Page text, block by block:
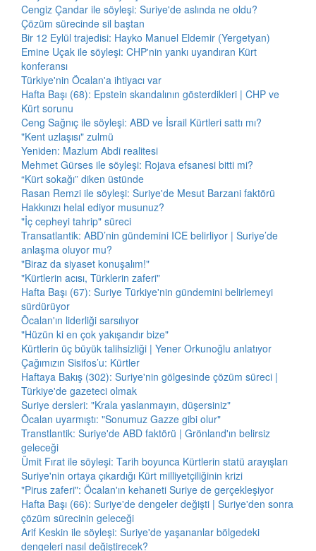
Cengiz Çandar ile söyleşi: Suriye'de aslında ne oldu?
Çözüm sürecinde sil baştan
Bir 12 Eylül trajedisi: Hayko Manuel Eldemir (Yergetyan)
Emine Uçak ile söyleşi: CHP'nin yankı uyandıran Kürt
konferansı
Türkiye'nin Öcalan'a ihtiyacı var
Hafta Başı (68): Epstein skandalının gösterdikleri | CHP ve
Kürt sorunu
Ceng Sağnıç ile söyleşi: ABD ve İsrail Kürtleri sattı mı?
"Kent uzlaşısı" zulmü
Yeniden: Mazlum Abdi realitesi
Mehmet Gürses ile söyleşi: Rojava efsanesi bitti mi?
“Kürt sokağı” diken üstünde
Rasan Remzi ile söyleşi: Suriye'de Mesut Barzani faktörü
Hakkınızı helal ediyor musunuz?
"İç cepheyi tahrip" süreci
Transatlantik: ABD’nin gündemini ICE belirliyor | Suriye’de
anlaşma oluyor mu?
"Biraz da siyaset konuşalım!"
"Kürtlerin acısı, Türklerin zaferi"
Hafta Başı (67): Suriye Türkiye'nin gündemini belirlemeyi
sürdürüyor
Öcalan'ın liderliği sarsılıyor
"Hüzün ki en çok yakışandır bize"
Kürtlerin üç büyük talihsizliği | Yener Orkunoğlu anlatıyor
Çağımızın Sisifos’u: Kürtler
Haftaya Bakış (302): Suriye'nin gölgesinde çözüm süreci |
Türkiye'de gazeteci olmak
Suriye dersleri: "Krala yaslanmayın, düşersiniz"
Öcalan uyarmıştı: "Sonumuz Gazze gibi olur"
Transtlantik: Suriye'de ABD faktörü | Grönland'ın belirsiz
geleceği
Ümit Fırat ile söyleşi: Tarih boyunca Kürtlerin statü arayışları
Suriye'nin ortaya çıkardığı Kürt milliyetçiliğinin krizi
"Pirus zaferi": Öcalan'ın kehaneti Suriye de gerçekleşiyor
Hafta Başı (66): Suriye'de dengeler değişti | Suriye'den sonra
çözüm sürecinin geleceği
Arif Keskin ile söyleşi: Suriye'de yaşananlar bölgedeki
dengeleri nasıl değiştirecek?